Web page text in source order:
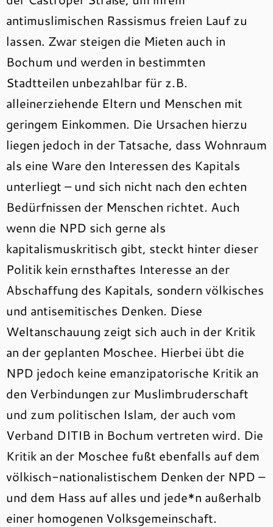
antimuslimischen Rassismus freien Lauf zu
lassen. Zwar steigen die Mieten auch in
Bochum und werden in bestimmten
Stadtteilen unbezahlbar für z.B.
alleinerziehende Eltern und Menschen mit
geringem Einkommen. Die Ursachen hierzu
liegen jedoch in der Tatsache, dass Wohnraum
als eine Ware den Interessen des Kapitals
unterliegt – und sich nicht nach den echten
Bedürfnissen der Menschen richtet. Auch
wenn die NPD sich gerne als
kapitalismuskritisch gibt, steckt hinter dieser
Politik kein ernsthaftes Interesse an der
Abschaffung des Kapitals, sondern völkisches
und antisemitisches Denken. Diese
Weltanschauung zeigt sich auch in der Kritik
an der geplanten Moschee. Hierbei übt die
NPD jedoch keine emanzipatorische Kritik an
den Verbindungen zur Muslimbruderschaft
und zum politischen Islam, der auch vom
Verband DITIB in Bochum vertreten wird. Die
Kritik an der Moschee fußt ebenfalls auf dem
völkisch-nationalistischem Denken der NPD –
und dem Hass auf alles und jede*n außerhalb
einer homogenen Volksgemeinschaft.